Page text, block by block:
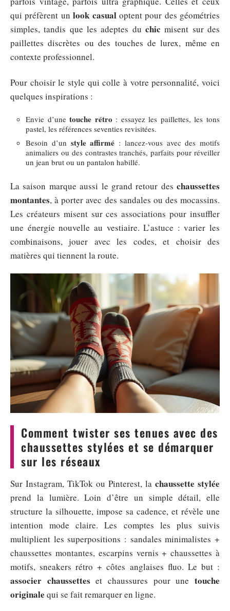
qui préfèrent unlook casualoptent pour des géométries
simples, tandis que les adeptes du chic misent sur des
paillettes discrètes ou des touches de lurex, même en
contexte professionnel.
Pour choisir le style qui colle à votre personnalité, voici
quelques inspirations :
Envie d’unetouche rétro : essayez les paillettes, les tons
pastel, les références seventies revisitées.
Besoin d’un style affirmé : lancez-vous avec des motifs
animaliers ou des contrastes tranchés, parfaits pour réveiller
un jean brut ou un pantalon habillé.
La saison marque aussi le grand retour des chaussettes
montantes, à porter avec des sandales ou des mocassins.
Les créateurs misent sur ces associations pour insuffler
une énergie nouvelle au vestiaire. L’astuce : varier les
combinaisons, jouer avec les codes, et choisir des
matières qui tiennent la route.
Comment twister ses tenues avec des
chaussettes stylées et se démarquer
sur les réseaux
Sur Instagram, TikTok ou Pinterest, la chaussette stylée
prend la lumière. Loin d’être un simple détail, elle
structure la silhouette, impose sa cadence, et révèle une
intention mode claire. Les comptes les plus suivis
multiplient les superpositions : sandales minimalistes +
chaussettes montantes, escarpins vernis + chaussettes à
motifs, sneakers rétro + côtes anglaises fluo. Le but :
associer chaussettes et chaussures pour unetouche
originale qui se fait remarquer en ligne.